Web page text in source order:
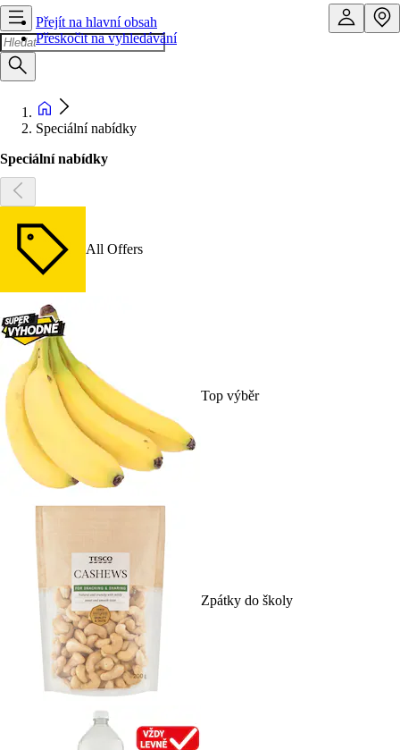
Přejít na hlavní obsah
Přeskočit na vyhledávání
Speciální nabídky
Speciální nabídky
All Offers
Top výběr
Zpátky do školy